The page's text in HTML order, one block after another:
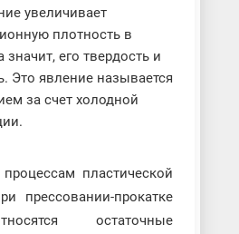
увеличивает
плотность в
значит, его твердость и
Это явление называется
за счет холодной
пластической
прессовании-прокатке
остаточные